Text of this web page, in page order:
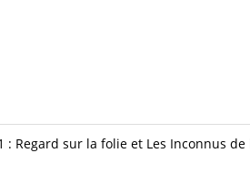
Regard sur la folie et Les Inconnus